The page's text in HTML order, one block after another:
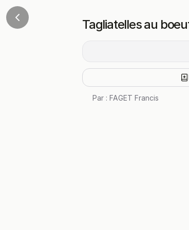
Tagliatelles au
Par : FAGET Francis